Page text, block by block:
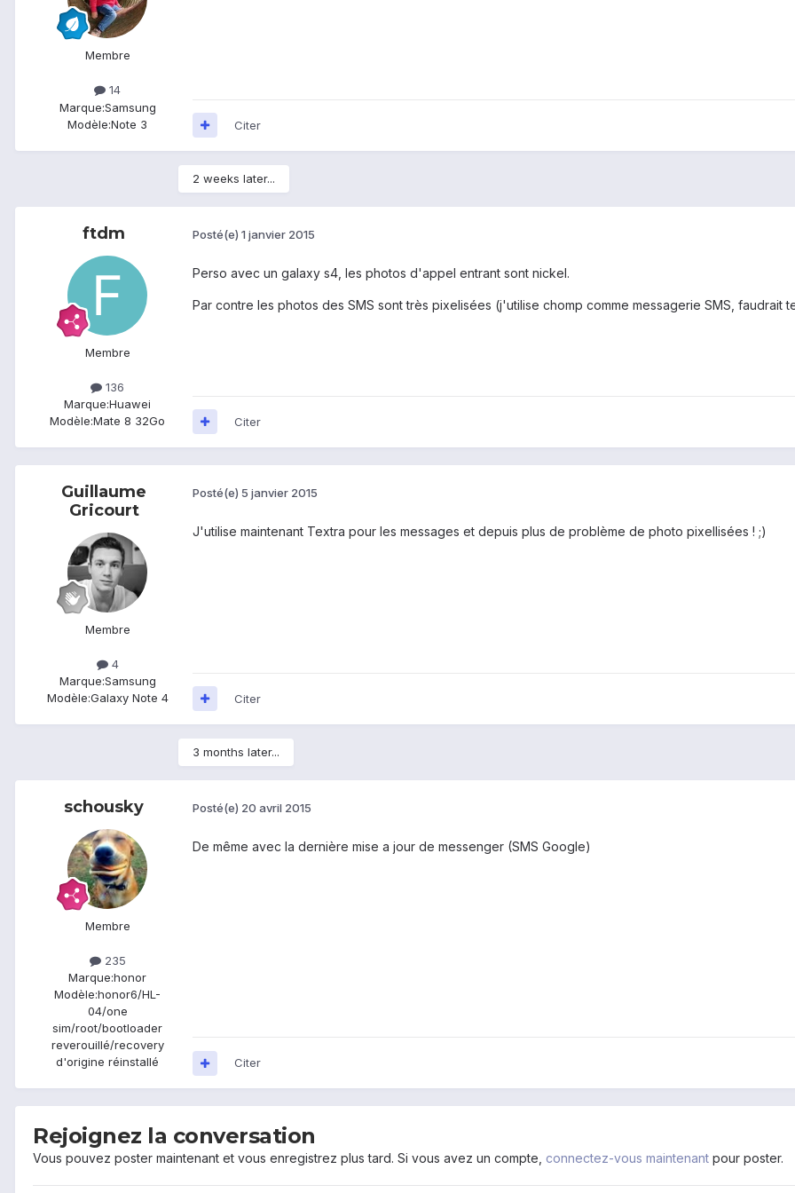
Membre
14
Marque:Samsung
Modèle:Note 3 Citer
2 weeks later...
ftdm
Membre
136
Marque:Huawei
Modèle:Mate 8 32Go
Posté(e) 1 janvier 2015
Perso avec un galaxy s4, les photos d'appel entrant sont nickel.
Par contre les photos des SMS sont très pixelisées (j'utilise chomp comme messagerie SMS, faudrait
Citer
Guillaume
Gricourt
Membre
4
Marque:Samsung
Modèle:Galaxy Note 4
Posté(e) 5 janvier 2015
J'utilise maintenant Textra pour les messages et depuis plus de problème de photo pixellisées ! ;)
Citer
3 months later...
schousky
Membre
235
Marque:honor
Modèle:honor6/HL-
04/one
sim/root/bootloader
reverouillé/recovery
d'origine réinstallé
Posté(e) 20 avril 2015
De même avec la dernière mise a jour de messenger (SMS Google)
Citer
Rejoignez la conversation
Vous pouvez poster maintenant et vous enregistrez plus tard. Si vous avez un compte, connectez-vous maintenant pour poster.